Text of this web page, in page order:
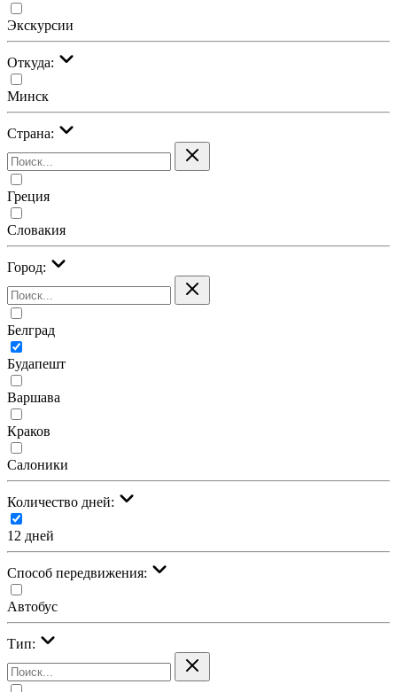
Экскурсии
Откуда:
Минск
Страна:
Греция
Словакия
Город:
Белград
Будапешт
Варшава
Краков
Салоники
Количество дней:
12 дней
Cпособ передвижения:
Автобус
Тип: